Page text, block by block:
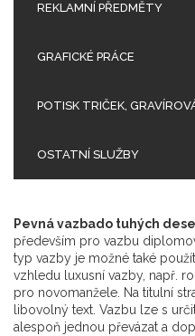
REKLAMNÍ PŘEDMĚTY
GRAFICKÉ PRÁCE
POTISK TRIČEK,
OSTATNÍ SLUŽBY
Pevná vazbado tuhých
především pro vazbu
typ vazby je možné také
vzhledu luxusní vazby, např.
pro novomanžele. Na titulní
libovolný text. Vazbu lze s
alespoň jednou převázat a